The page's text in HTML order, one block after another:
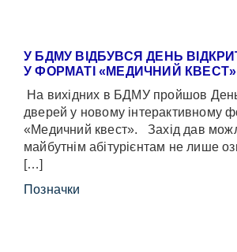
У БДМУ ВІДБУВСЯ ДЕНЬ
У ФОРМАТІ «МЕДИЧНИЙ КВЕСТ»
На вихідних в БДМУ пройшов День
дверей у новому інтерактивному
«Медичний квест». Захід дав
майбутнім абітурієнтам не лише
[…]
Позначки